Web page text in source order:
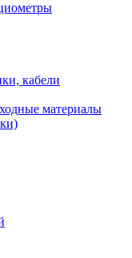
кабели
материалы